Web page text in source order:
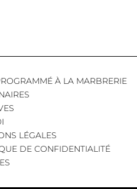
À LA MARBRERIE
LÉGALES
DE CONFIDENTIALITÉ